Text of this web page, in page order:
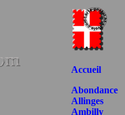
Accueil
Abondance
Allinges
Ambilly